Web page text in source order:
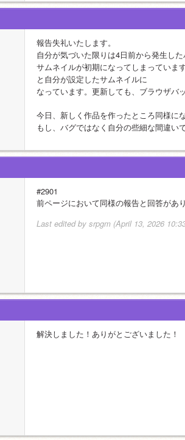
報告失礼いたします。
自分が気づいた限りは4日前から発生し
サムネイルが初期になってしまっていま
と自分が設定したサムネイルに
なっています。更新しても、ブラウザバ
今日、新しく作品を作ったところ同様に
もし、バグではなく自分の些細な間違い
#2901
前ページにおいて同様の報告と回答があ
Last edited by srpgm (April 13, 2026
解決しました！ありがとございました！